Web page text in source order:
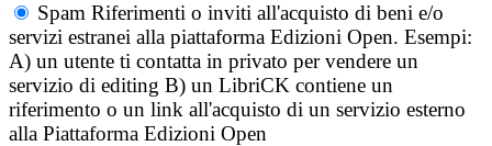
Spam Riferimenti o inviti all'acquisto di beni e/o
servizi estranei alla piattaforma Edizioni Open. Esempi:
A) un utente ti contatta in privato per vendere un
servizio di editing B) un LibriCK contiene un
riferimento o un link all'acquisto di un servizio esterno
alla Piattaforma Edizioni Open